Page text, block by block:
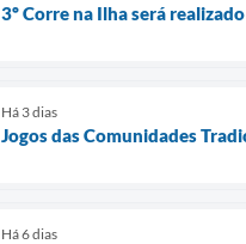
3º Corre na Ilha será
Há 3 dias
Jogos das Comunidades
Há 6 dias